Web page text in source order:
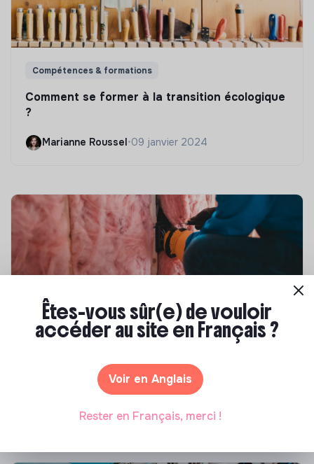
Compétences & formations
Comment se former à la transition écologique
?
Marianne Roussel •09 janvier 2024
Compétences & formations
Top 8 des formations en rénovation
énergétique des bâtiments
Marianne Roussel 21 janvier 2025
Êtes-vous sûr(e) de vouloir
accéder au site en Français ?
Voir en Anglais
Rester en Français, merci !